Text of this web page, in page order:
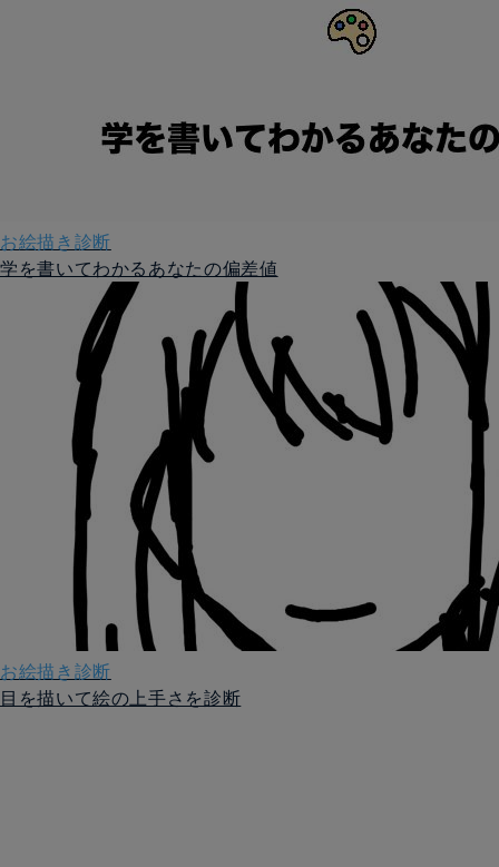
お絵描き診断
学を書いてわかるあなたの偏差値
お絵描き診断
目を描いて絵の上手さを診断